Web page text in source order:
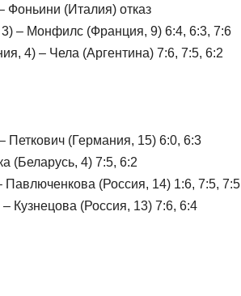
Фоньини (Италия) отказ
– Монфилс (Франция, 9) 6:4, 6:3, 7:6
4) – Чела (Аргентина) 7:6, 7:5, 6:2
Петкович (Германия, 15) 6:0, 6:3
(Беларусь, 4) 7:5, 6:2
Павлюченкова (Россия, 14) 1:6, 7:5, 7:5
Кузнецова (Россия, 13) 7:6, 6:4